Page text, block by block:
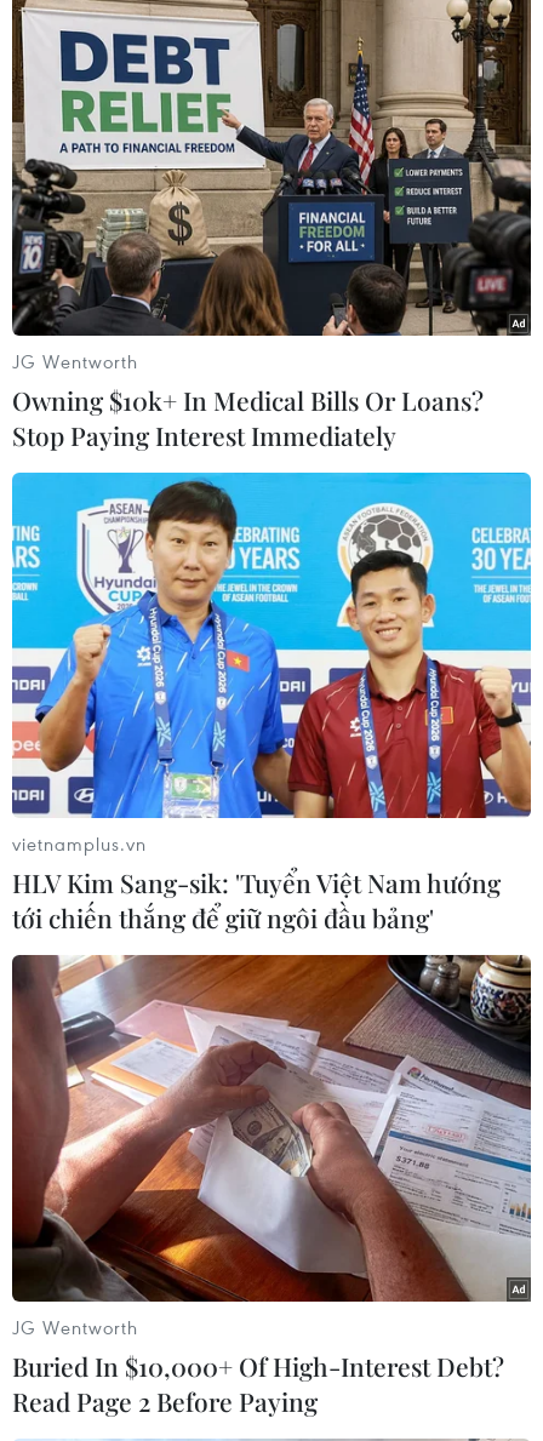
(Taekwondo, Quyền đôi nam – nữ)
3. Thạch Thị Trang (Karatedo, đối kháng hạng
cân 68kg nữ)
4. Dương Thành Tâm (Taekwondo, đối kháng
hạng cân dưới 74kg nam)
5. Vũ Thị Nguyệt Ánh (Karatedo, đối kháng
hạng 50 kg nữ)
6. Nguyễn Hà Thành, Đặng Nam, Phạm
Phước Hưng, Nguyễn Tuấn Đạt và Hoàng
Cường (TDDC, đồng đội nam)
Ngày 13/11:
7. Nguyễn Thị Thanh Phúc (Điền kinh, đi bộ
20 km nữ)
8. Nguyễn Thành Quang (Canoeing, K 200m)
(Vietnam+)
JG Wentworth
Owning $10k+ In Medical Bills Or Loans?
Stop Paying Interest Immediately
vietnamplus.vn
HLV Kim Sang-sik: 'Tuyển Việt Nam hướng
tới chiến thắng để giữ ngôi đầu bảng'
JG Wentworth
Buried In $10,000+ Of High-Interest Debt?
Read Page 2 Before Paying